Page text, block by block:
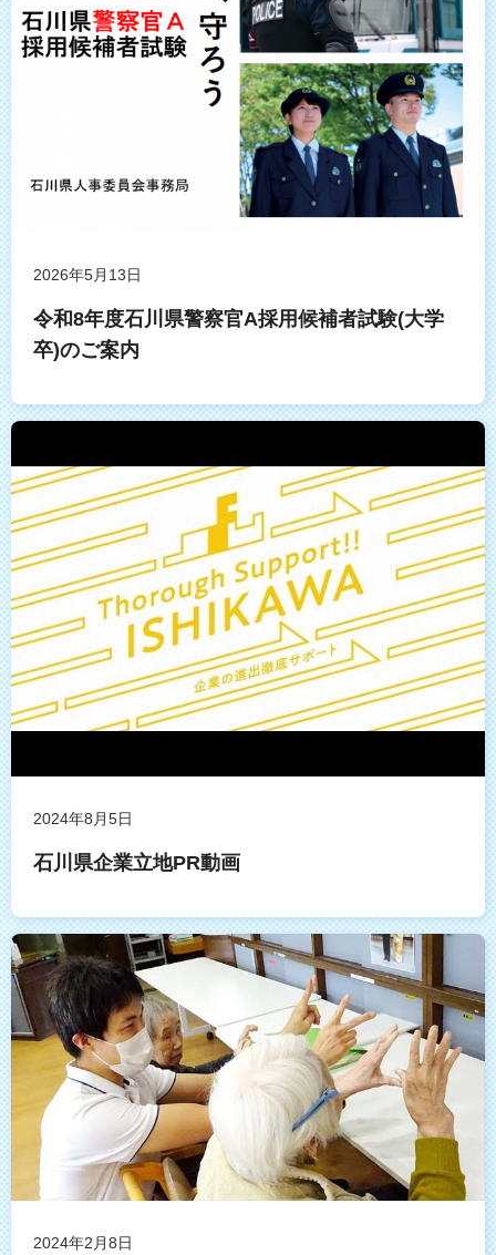
2026年5月13日
令和8年度石川県警察官A採用候補者試験(大学
卒)のご案内
2024年8月5日
石川県企業立地PR動画
2024年2月8日